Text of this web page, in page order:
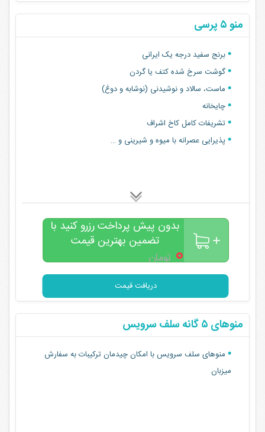
منو ۵ پرسی
برنج سفید درجه یک ایرانی
گوشت سرخ شده کتف یا گردن
ماست، سالاد و‌ نوشیدنی (نوشابه و دوغ)
چایخانه
تشریفات کامل کاخ اشراف
پذیرایی عصرانه با میوه و شیرینی و …
بدون پیش پرداخت رزرو کنید با
تضمین بهترین قیمت
۰تومان
دریافت قیمت
منوهای ۵ گانه سلف سرویس
منوهای سلف سرویس با امکان چیدمان ترکیبات به سفارش
میزبان